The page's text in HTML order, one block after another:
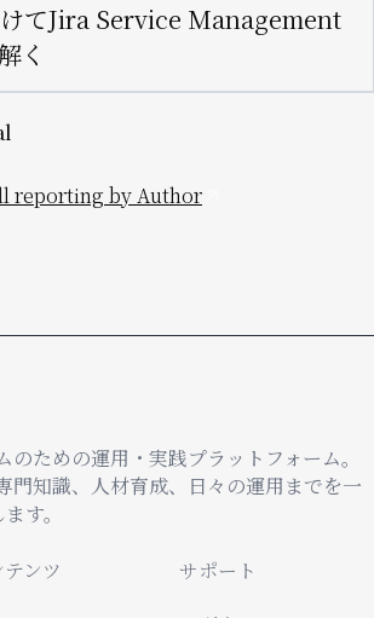
てJira Service Management
く
reporting by Author
のための運用・実践プラットフォーム。
門知識、人材育成、日々の運用までを一
す。
ンツ サポート